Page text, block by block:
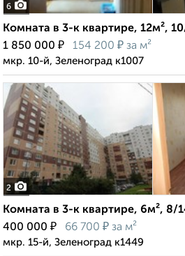
6
Комната в 3-к квартире, 12м²,
1 850 000 ₽ 154 200 ₽ за м²
мкр. 10-й, Зеленоград к1007
2
Комната в 3-к квартире, 6м², 8/
400 000 ₽ 66 700 ₽ за м²
мкр. 15-й, Зеленоград к1449